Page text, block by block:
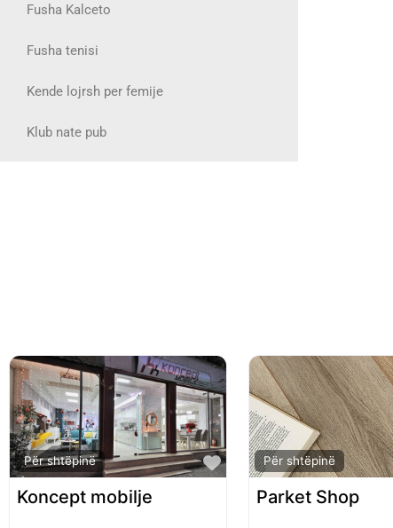
Fusha Kalceto
Fusha tenisi
Kende lojrsh per femije
Klub nate pub
Për shtëpinë
Favorite
Koncept mobilje
Për shtëpinë
Parket Shop